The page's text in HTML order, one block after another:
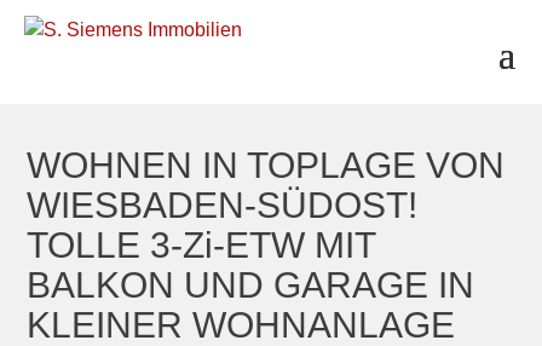
WOHNEN IN TOPLAGE VON
WIESBADEN-SÜDOST!
TOLLE 3-Zi-ETW MIT
BALKON UND GARAGE IN
KLEINER WOHNANLAGE